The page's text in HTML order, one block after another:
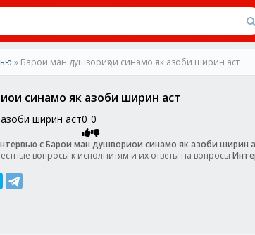
» Барои ман душвориҳои синамо як азоби ширин аст
синамо як азоби ширин аст
0 0
с Барои ман душвориҳои синамо як азоби ширин
вопросы к исполнитям и их ответы на вопросы